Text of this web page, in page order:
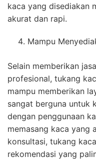
kaca yang disediakan
akurat dan rapi.
Mampu
Selain memberikan
profesional, tukang
mampu memberikan
sangat berguna untuk
dengan penggunaan
memasang kaca yang
konsultasi, tukang
rekomendasi yang